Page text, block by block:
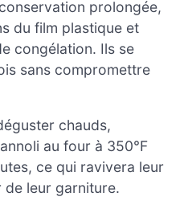
prolongée,
du film plastique et
congélation. Ils se
sans compromettre
chauds,
au four à 350°F
ce qui ravivera leur
leur garniture.